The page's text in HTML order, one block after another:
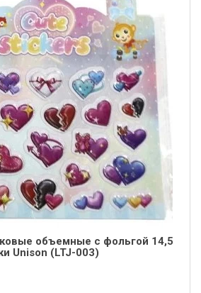
объемные с фольгой 14,5
Unison (LTJ-003)